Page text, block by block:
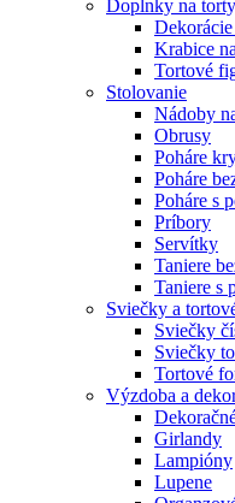
Doplnky na
Krabice
Tortové
Stolovanie
Nádoby
Obrusy
Poháre
Poháre
Poháre s
Príbory
Servítky
Taniere
Taniere s
Sviečky a
Sviečky
Sviečky
Tortové
Výzdoba a
Girlandy
Lampióny
Lupene